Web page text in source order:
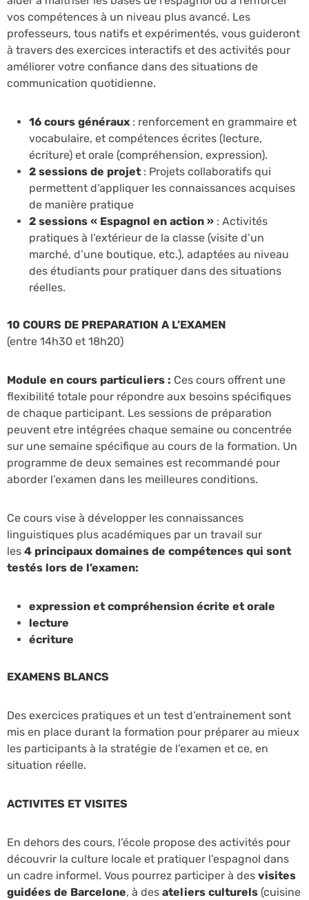
vos compétences à un niveau plus avancé. Les
professeurs, tous natifs et expérimentés, vous guideront
à travers des exercices interactifs et des activités pour
améliorer votre confiance dans des situations de
communication quotidienne.
16 cours généraux : renforcement en grammaire et
vocabulaire, et compétences écrites (lecture,
écriture) et orale (compréhension, expression).
2 sessions de projet : Projets collaboratifs qui
permettent d’appliquer les connaissances acquises
de manière pratique
2 sessions « Espagnol en action » : Activités
pratiques à l’extérieur de la classe (visite d’un
marché, d’une boutique, etc.), adaptées au niveau
des étudiants pour pratiquer dans des situations
réelles.
10 COURS DE PREPARATION A L’EXAMEN
(entre 14h30 et 18h20)
Module en cours particuliers : Ces cours offrent une
flexibilité totale pour répondre aux besoins spécifiques
de chaque participant. Les sessions de préparation
peuvent etre intégrées chaque semaine ou concentrée
sur une semaine spécifique au cours de la formation. Un
programme de deux semaines est recommandé pour
aborder l’examen dans les meilleures conditions.
Ce cours vise à développer les connaissances
linguistiques plus académiques par un travail sur
les 4 principaux domaines de compétences qui sont
testés lors de l’examen:
expression et compréhension écrite et orale
lecture
écriture
EXAMENS BLANCS
Des exercices pratiques et un test d’entrainement sont
mis en place durant la formation pour préparer au mieux
les participants à la stratégie de l’examen et ce, en
situation réelle.
ACTIVITES ET VISITES
En dehors des cours, l’école propose des activités pour
découvrir la culture locale et pratiquer l’espagnol dans
un cadre informel. Vous pourrez participer à des visites
guidées de Barcelone, à des ateliers culturels (cuisine